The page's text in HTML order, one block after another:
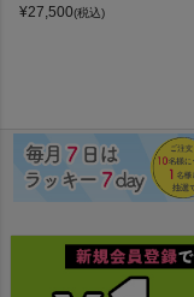
グシューズ ランシュー
¥27,500(税込)